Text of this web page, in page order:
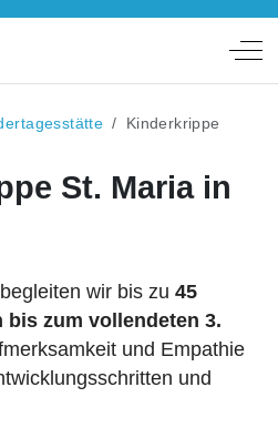
Kinderkrippe
St. Maria in
wir bis zu 45
bis zum vollendeten 3.
und Empathie
und